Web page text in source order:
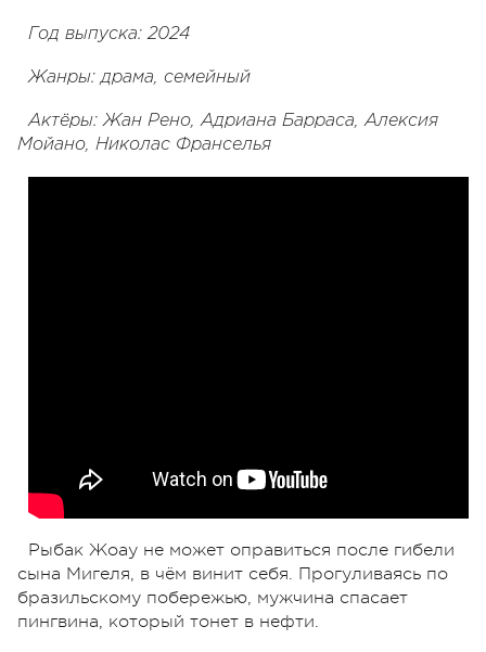
Год выпуска: 2024
Жанры: драма, семейный
Актёры: Жан Рено, Адриана Барраса, Алексия
Мойано, Николас Франселья
Рыбак Жоау не может оправиться после гибели
сына Мигеля, в чём винит себя. Прогуливаясь по
бразильскому побережью, мужчина спасает
пингвина, который тонет в нефти.